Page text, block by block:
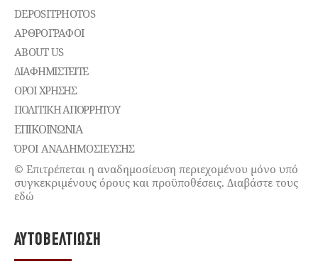
DEPOSITPHOTOS
ΑΡΘΡΟΓΡΑΦΟΙ
ABOUT US
ΔΙΑΦΗΜΙΣΤΕΊΤΕ
ΌΡΟΙ ΧΡΉΣΗΣ
ΠΟΛΙΤΙΚΉ ΑΠΟΡΡΉΤΟΥ
ΕΠΙΚΟΙΝΩΝΊΑ
ΌΡΟΙ ΑΝΑΔΗΜΟΣΙΕΥΣΗΣ
© Επιτρέπεται η αναδημοσίευση περιεχομένου μόνο υπό
συγκεκριμένους όρους και προϋποθέσεις. Διαβάστε τους
εδώ
ΑΥΤΟΒΕΛΤΊΩΣΗ